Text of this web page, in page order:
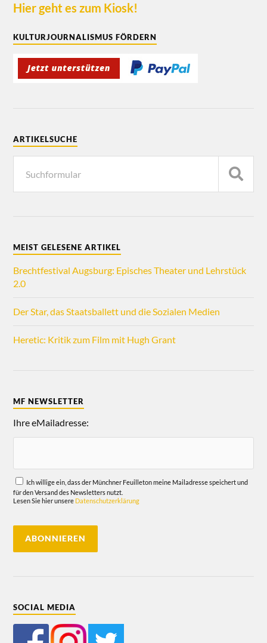
Hier geht es zum Kiosk!
KULTURJOURNALISMUS FÖRDERN
ARTIKELSUCHE
MEIST GELESENE ARTIKEL
Brechtfestival Augsburg: Episches Theater und Lehrstück
2.0
Der Star, das Staatsballett und die Sozialen Medien
Heretic: Kritik zum Film mit Hugh Grant
MF NEWSLETTER
Ihre eMailadresse:
Ich willige ein, dass der Münchner Feuilleton meine Mailadresse speichert und
für den Versand des Newsletters nutzt.
Lesen Sie hier unsere Datenschutzerklärung
SOCIAL MEDIA